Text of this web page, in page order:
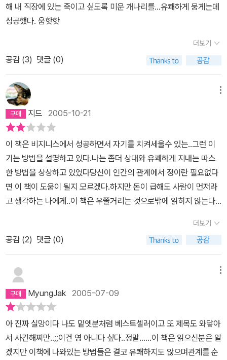
해 내 직장에 있는 죽이고 싶도록 미운 개나리를...유쾌하게 뭉게는데
성공했다. 움핫핫
더보기
공감 (3) 댓글 (0)
지드 2005-10-21
이 책은 비지니스에서 성공하면서 자기를 치켜세울수 있는..그런 이
기는 방법을 설명하고 있다.나는 좀더 상대와 유쾌하게 지내는 따스
한 방법을 상상하고 있었다당신이 인간의 관계에서 정이란 필요없다
면 이 책이 도움이 될지 모르겠다.하지만 돈이 급해도 사람이 먼저라
고 생각하는 나에게..이 책은 우쭐거리는 것으로밖에 읽히지 않는다..
는게 좋겠다.상대의 의견을 잘 조율해서 받아들이지만 자신감이 부족
한 사람에겐약간 도움이 될 거 같기도 하다.음 전에 사고 후회한 '세상
에 나쁜 벌레는 없다' 책과 비슷한 느낌이다.결론은.. 돈아깝다..
더보기
공감 (2) 댓글 (0)
MyungJak 2005-07-09
아 진짜 실망이다 나도 밑엣분처럼 베스트셀러이고 또 제목도 와닿아
서 사긴해찌만..;;이건 영 아니다 싶다..정말......이 책은 읽으신분은 알
겠지만 이책에 나와있는 방법들은 결코 유쾌하지도 않으며관계를 순